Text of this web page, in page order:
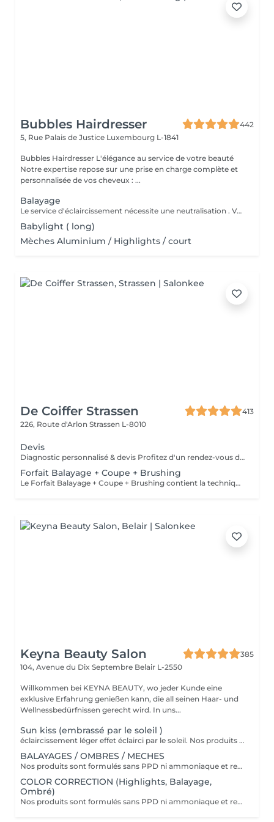
Bubbles Hairdresser
442
5, Rue Palais de Justice Luxembourg L-1841
Bubbles Hairdresser L'élégance au service de votre beauté
Notre expertise repose sur une prise en charge complète et
personnalisée de vos cheveux : ...
Balayage
Le service d'éclaircissement nécessite une neutralisation . Veuillez cliquer sur le service Patine/Gloss
Babylight ( long)
Mèches Aluminium / Highlights / court
De Coiffer Strassen
413
226, Route d'Arlon Strassen L-8010
Devis
Diagnostic personnalisé & devis Profitez d'un rendez-vous dédié pour échanger sur votre projet, recevoir des conseils personnalisés et obtenir un devis sur mesure. Le montant du rendez-vous sera déduit lors de la réalisation de votre prestation.
Forfait Balayage + Coupe + Brushing
Le Forfait Balayage + Coupe + Brushing contient la technique Balayage, un coulage (pour donner le bon reflet au Balayage), Olaplex, une Coupe et un Brushing. Dépendant de la quantité de produit utilisée ou de la longueur des cheveux, le prix peut varier. En cas de questions veuillez appeler au +352 26 35 02 89.
Keyna Beauty Salon
385
104, Avenue du Dix Septembre Belair L-2550
Willkommen bei KEYNA BEAUTY, wo jeder Kunde eine
exklusive Erfahrung genießen kann, die all seinen Haar- und
Wellnessbedürfnissen gerecht wird. In uns...
Sun kiss (embrassé par le soleil )
éclaircissement léger effet éclairci par le soleil. Nos produits sont formulés sans PPD ni ammoniaque et renferment des ingrédients d'origine naturelle comme l'aloe vera, le miel, le beurre de karité et la grenade. VEUILLEZ SÉLECTIONNER LE COIFFAGE PAR LA SUITE DE VOTRE RÉSERVATION SVP
BALAYAGES / OMBRES / MECHES
Nos produits sont formulés sans PPD ni ammoniaque et renferment des ingrédients d'origine naturelle comme l'aloe vera, le miel, le beurre de karité et la grenade. VEUILLEZ SÉLECTIONNER LE COIFFAGE PAR LA SUITE DE VOTRE RÉSERVATION SVP
COLOR CORRECTION (Highlights, Balayage,
Ombré)
Nos produits sont formulés sans PPD ni ammoniaque et renferment des ingrédients d'origine naturelle comme l'aloe vera, le miel, le beurre de karité et la grenade. VEUILLEZ SÉLECTIONNER LE COIFFAGE PAR LA SUITE DE VOTRE RÉSERVATION SVP